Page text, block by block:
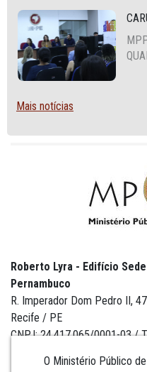
Mais notícias
O Ministério Público
Roberto Lyra - Edifício
Pernambuco
R. Imperador Dom Pedro II,
Recife / PE
CNPJ: 24.417.065/0001-03 /